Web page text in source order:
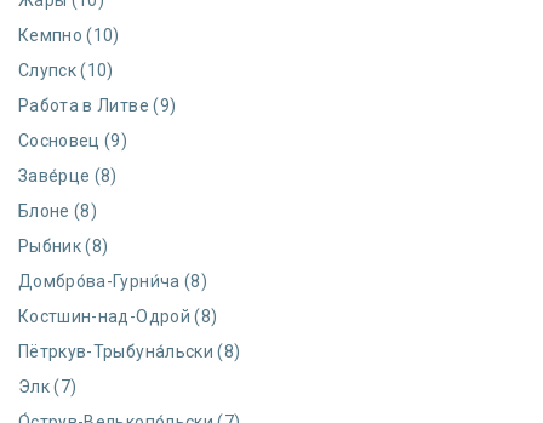
Кемпно (10)
Слупск (10)
Работа в Литве (9)
Сосновец (9)
Заве́рце (8)
Блоне (8)
Рыбник (8)
Домбро́ва-Гурни́ча (8)
Костшин-над-Одрой (8)
Пётркув-Трыбуна́льски (8)
Элк (7)